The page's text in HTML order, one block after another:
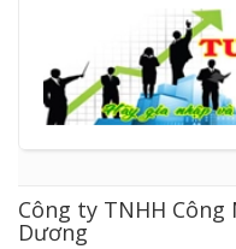
Công ty TNHH Công
Dương